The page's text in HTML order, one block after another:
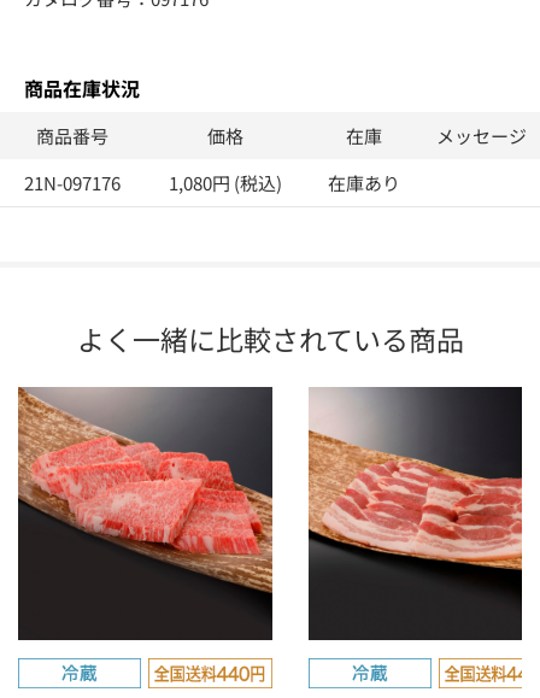
商品在庫状況
商品番号 価格 在庫
メッセージ
21N-097176
1,080円 (税込) 在庫あり
よく一緒に比較されている商品